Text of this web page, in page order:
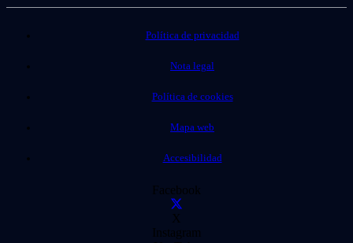
Política de privacidad
Nota legal
Política de cookies
Mapa web
Accesibilidad
Facebook
X
Instagram